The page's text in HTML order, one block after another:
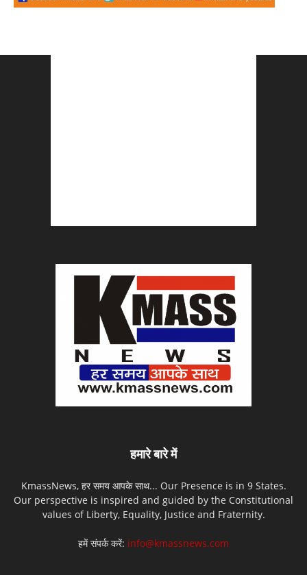
हमारे बारे में
KmassNews, हर समय आपके साथ... Our Presence is in 9 States.
Our perspective is inspired and guided by the Constitutional
values of Liberty, Equality, Justice and Fraternity.
हमें संपर्क करें: info@kmassnews.com